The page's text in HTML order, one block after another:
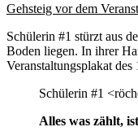
Gehsteig vor dem
Schülerin #1 stürzt aus
Boden liegen. In ihrer
Veranstaltungsplakat
Schülerin #1
Alles was zählt,